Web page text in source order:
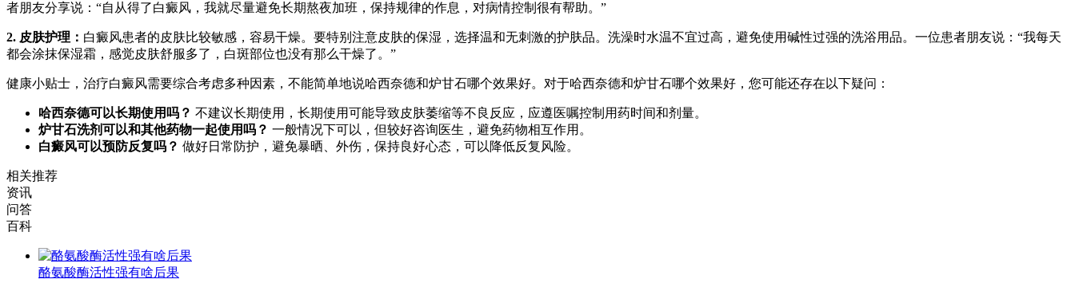
者朋友分享说：“自从得了白癜风，我就尽量避免长期熬夜加班，保持规律的作息，对病情控制很有帮助。”
2. 皮肤护理： 白癜风患者的皮肤比较敏感，容易干燥。要特别注意皮肤的保湿，选择温和无刺激的护肤品。洗澡时水温不宜过高，避免使用碱性过强的洗浴用品。一位患者朋友说：“我每天
都会涂抹保湿霜，感觉皮肤舒服多了，白斑部位也没有那么干燥了。”
健康小贴士，治疗白癜风需要综合考虑多种因素，不能简单地说哈西奈德和炉甘石哪个效果好。对于哈西奈德和炉甘石哪个效果好，您可能还存在以下疑问：
哈西奈德可以长期使用吗？ 不建议长期使用，长期使用可能导致皮肤萎缩等不良反应，应遵医嘱控制用药时间和剂量。
炉甘石洗剂可以和其他药物一起使用吗？ 一般情况下可以，但较好咨询医生，避免药物相互作用。
白癜风可以预防反复吗？ 做好日常防护，避免暴晒、外伤，保持良好心态，可以降低反复风险。
相关推荐
资讯
问答
百科
酪氨酸酶活性强有啥后果